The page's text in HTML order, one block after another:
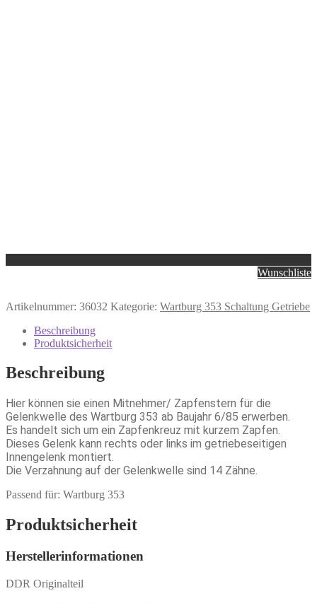
Wunschliste
Artikelnummer: 36032 Kategorie: Wartburg 353 Schaltung Getriebe
Beschreibung
Produktsicherheit
Beschreibung
Hier können sie einen Mitnehmer/ Zapfenstern für die
Gelenkwelle des Wartburg 353 ab Baujahr 6/85 erwerben.
Es handelt sich um ein Zapfenkreuz mit kurzem Zapfen.
Dieses Gelenk kann rechts oder links im getriebeseitigen
Innengelenk montiert.
Die Verzahnung auf der Gelenkwelle sind 14 Zähne.
Passend für: Wartburg 353
Produktsicherheit
Herstellerinformationen
DDR Originalteil